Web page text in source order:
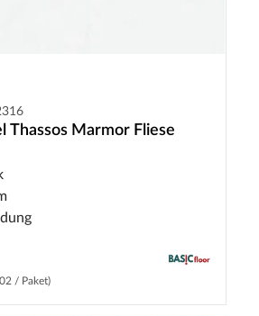
Thassos Marmor Fliese
/ Paket)